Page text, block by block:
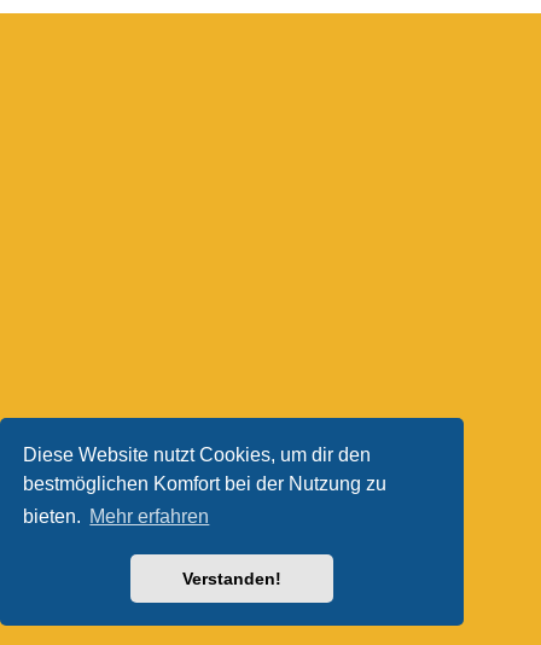
Diese Website nutzt Cookies, um dir den
bestmöglichen Komfort bei der Nutzung zu
bieten. Mehr erfahren
Verstanden!